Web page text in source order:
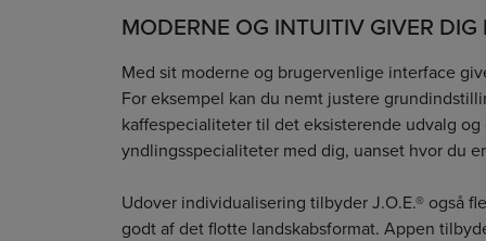
MODERNE OG INTUITIV GIVER
Med sit moderne og brugervenlige interface
For eksempel kan du nemt justere
kaffespecialiteter til det eksisterende udvalg
yndlingsspecialiteter med dig, uanset hvor du
Udover individualisering tilbyder J.O.E.® også
godt af det flotte landskabsformat. Appen